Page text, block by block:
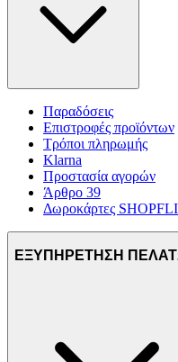
Παραδόσεις
Επιστροφές προϊόντων
Τρόποι πληρωμής
Klarna
Προστασία αγορών
Άρθρο 39
Δωροκάρτες
ΕΞΥΠΗΡΕΤΗΣΗ